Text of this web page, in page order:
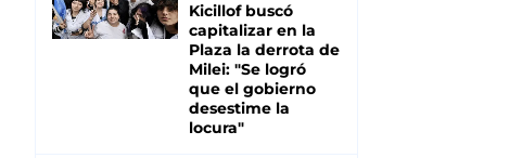
Kicillof buscó
capitalizar en la
Plaza la derrota de
Milei: "Se logró
que el gobierno
desestime la
locura"